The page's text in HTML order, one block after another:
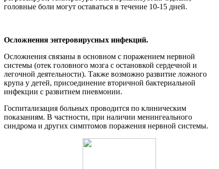
головные боли могут оставаться в течение 10-15 дней.
Осложнения энтеровирусных инфекций.
Осложнения связаны в основном с поражением нервной
системы (отек головного мозга с остановкой сердечной и
легочной деятельности). Также возможно развитие ложного
крупа у детей, присоединение вторичной бактериальной
инфекции с развитием пневмонии.
Госпитализация больных проводится по клиническим
показаниям. В частности, при наличии менингеального
синдрома и других симптомов поражения нервной системы.